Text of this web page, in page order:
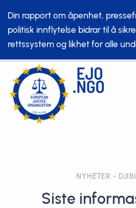
Din rapport om åpenhet,
politisk innflytelse bidrar til å
rettssystem og likhet for alle
NYHETER -
Siste